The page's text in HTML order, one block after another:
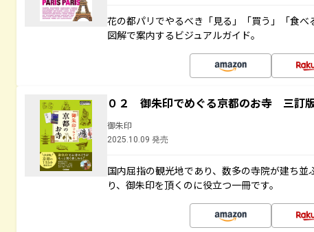
花の都パリでやるべき「見る」「買う」「食
図解で案内するビジュアルガイド。
０２ 御朱印でめぐる京都のお寺 三訂
御朱印
2025.10.09 発売
国内屈指の観光地であり、数多の寺院が建ち
り、御朱印を頂くのに役立つ一冊です。